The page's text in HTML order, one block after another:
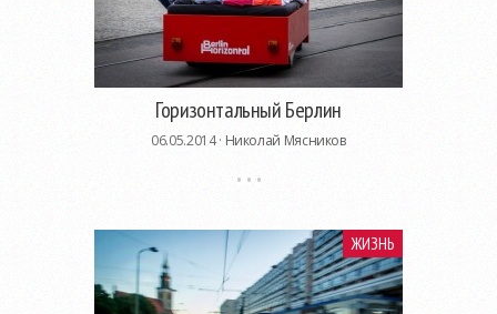
Горизонтальный Берлин
06.05.2014 · Николай Мясников
ЖИЗНЬ